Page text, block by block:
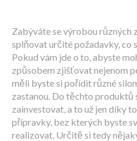
Zabýváte se výrobou různých
splňovat určité požadavky, co
Pokud vám jde o to, abyste
způsobem zjišťovat nejenom
měli byste si pořídit různé
zastanou. Do těchto produktů
zainvestovat, a to už jen díky
přípravky, bez kterých byste
realizovat. Určitě si tedy